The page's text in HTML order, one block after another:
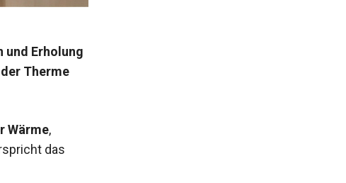
und Erholung
Therme
Wärme,
das